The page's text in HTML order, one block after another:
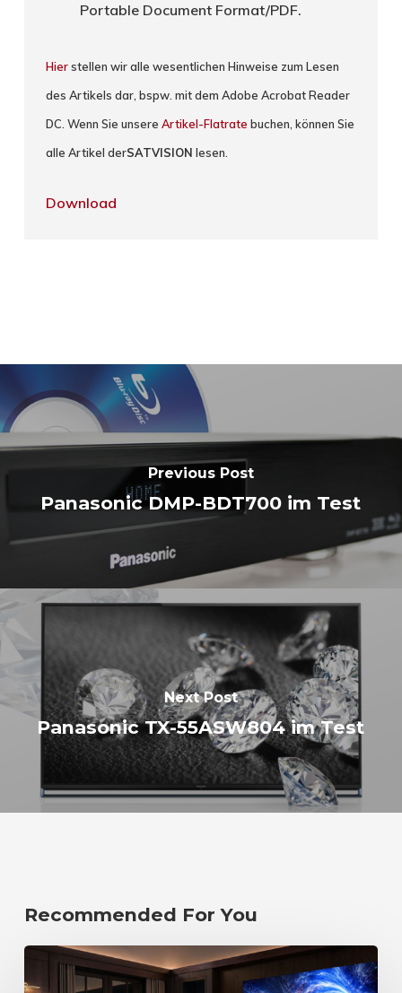
Portable Document Format/PDF.
Hierstellen wir alle wesentlichen Hinweise zum Lesen
des Artikels dar, bspw. mit dem Adobe Acrobat Reader
DC. Wenn Sie unsereArtikel-Flatrate buchen, können Sie
alle Artikel derSATVISION lesen.
Download
Previous Post
Panasonic DMP-BDT700 im Test
Next Post
Panasonic TX-55ASW804 im Test
Recommended For You